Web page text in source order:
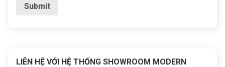
LIÊN HỆ VỚI HỆ THỐNG SHOWROOM MODERN